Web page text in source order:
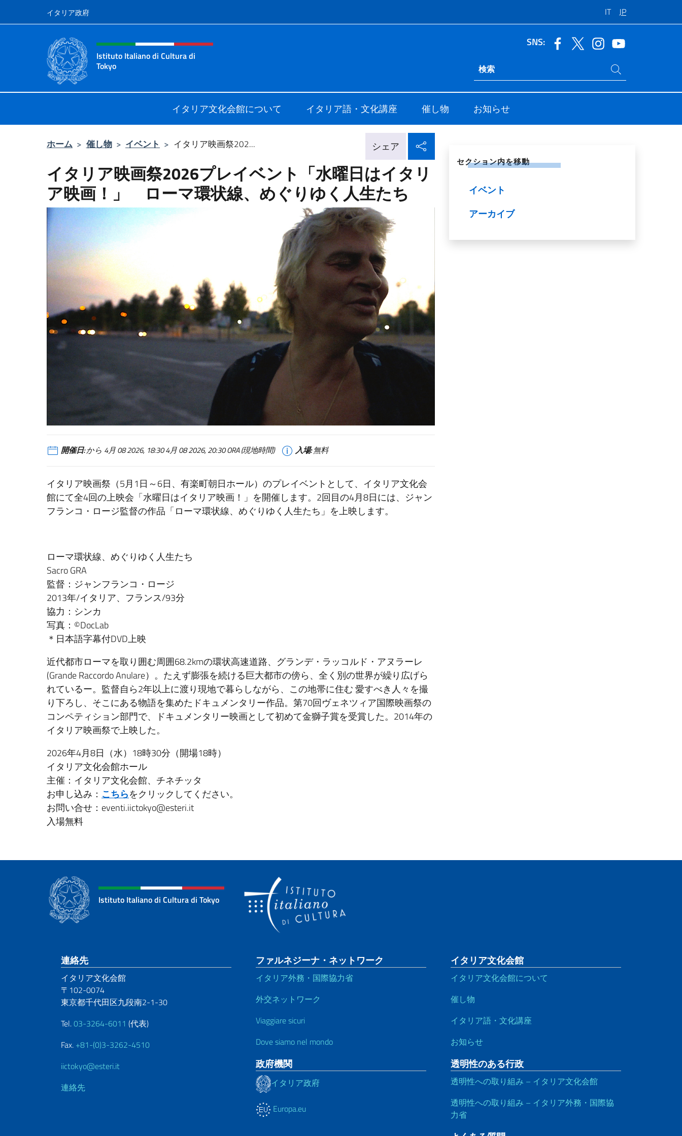
コンテンツへスキップ
イタリア政府 IT JP
Header, social and menu of site
Istituto Italiano di Cultura di
Tokyo
SNS:
Ricerca sito live
サイト内検索
イタリア文化会館について イタリア語・文化講座 催し物 お知らせ
ホーム > 催し物 > イベント > イタリア映画祭202... シェア
イタリア映画祭2026プレイベント「水曜日はイタリ
ア映画！」 ローマ環状線、めぐりゆく人生たち
開催日:から 4月 08 2026, 18:30 4月 08 2026, 20:30 ORA (現地時間) 入場:無料
イタリア映画祭（5月1日～6日、有楽町朝日ホール）のプレイベントとして、イタリア文化会
館にて全4回の上映会「水曜日はイタリア映画！」を開催します。2回目の4月8日には、ジャン
フランコ・ロージ監督の作品「ローマ環状線、めぐりゆく人生たち」を上映します。
ローマ環状線、めぐりゆく人生たち
Sacro GRA
監督：ジャンフランコ・ロージ
2013年/イタリア、フランス/93分
協力：シンカ
写真：©DocLab
＊日本語字幕付DVD上映
近代都市ローマを取り囲む周囲68.2kmの環状高速道路、グランデ・ラッコルド・アヌラーレ
(Grande Raccordo Anulare）。たえず膨張を続ける巨大都市の傍ら、全く別の世界が繰り広げら
れているー。監督自ら2年以上に渡り現地で暮らしながら、この地帯に住む 愛すべき人々を撮
り下ろし、そこにある物語を集めたドキュメンタリー作品。第70回ヴェネツィア国際映画祭の
コンペティション部門で、ドキュメンタリー映画として初めて金獅子賞を受賞した。2014年の
イタリア映画祭で上映した。
2026年4月8日（水）18時30分（開場18時）
イタリア文化会館ホール
主催：イタリア文化会館、チネチッタ
お申し込み： こちらをクリックしてください。
お問い合せ：eventi.iictokyo@esteri.it
入場無料
セクション内を移動
イベント
アーカイブ
Istituto Italiano di Cultura di Tokyo
Footer section
連絡先
イタリア文化会館
〒102-0074
東京都千代田区九段南2-1-30
Tel.03-3264-6011 (代表)
Fax. +81-(0)3-3262-4510
iictokyo@esteri.it
連絡先
ファルネジーナ・ネットワーク
イタリア外務・国際協力省
外交ネットワーク
Viaggiare sicuri
Dove siamo nel mondo
政府機関
イタリア政府
Europa.eu
イタリア文化会館
イタリア文化会館について
催し物
イタリア語・文化講座
お知らせ
透明性のある行政
透明性への取り組み – イタリア文化会館
透明性への取り組み – イタリア外務・国際協
力省